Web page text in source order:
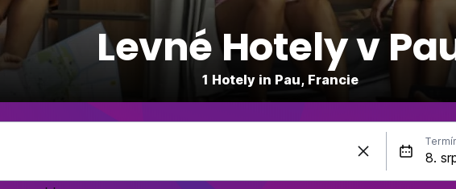
Levné Hotely v
1 Hotely in Pau, Francie